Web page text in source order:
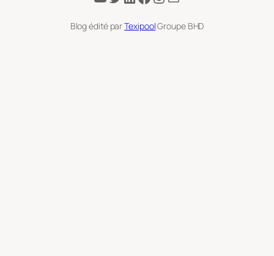
Blog édité parTexipoolGroupe BHD